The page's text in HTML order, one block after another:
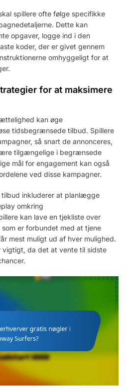
spillere ofte følge specifikke
Dette kan
opgaver, logge ind i den
koder, der er givet gennem
omhyggeligt for at
for at maksimere
kan øge
tidsbegrænsede tilbud. Spillere
så snart de annonceres,
tilgængelige i begrænsede
mål for engagement kan også
ved disse kampagner.
tilbud inkluderer at planlægge
omkring
kan lave en tjekliste over
er forbundet med at tjene
mest muligt ud af hver mulighed.
vigtigt, da det at vente til sidste